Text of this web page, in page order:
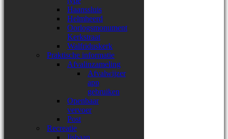
Haanssluis
Helmheerd
Oorlogsmonument
Kerkstraat
Walfriduskerk
Praktische informatie
Afvalinzameling
Afvalwijzer
app
gebruiken
Openbaar
vervoer
Post
Recreatie
Ijsbaan